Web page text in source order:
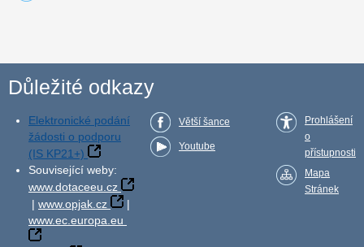
Důležité odkazy
Elektronické podání
žádosti o podporu
(IS KP21+)
Související weby:
www.dotaceeu.cz
| www.opjak.cz
|
www.ec.europa.eu
Větší šance
Youtube
Prohlášení
o
přístupnosti
Mapa
Stránek